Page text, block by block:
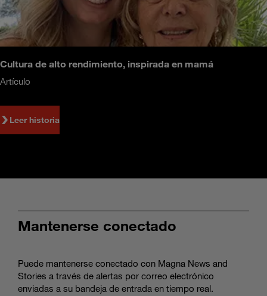
Cultura de alto rendimiento, inspirada en mamá
Artículo
Leer historia
Mantenerse conectado
Puede mantenerse conectado con Magna News and
Stories a través de alertas por correo electrónico
enviadas a su bandeja de entrada en tiempo real.